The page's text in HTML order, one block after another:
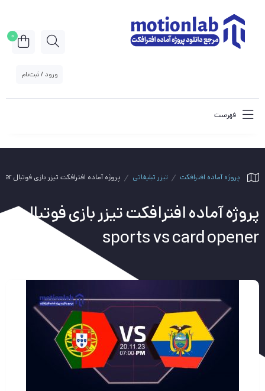
ورود / ثبت‌نام
0
فهرست
پروژه آماده افترافکت تیزر تبلیغاتی پروژه آماده افترافکت تیزر بازی فوتبال sports vs card opener
پروژه آماده افترافکت تیزر بازی فوتبال
sports vs card opener